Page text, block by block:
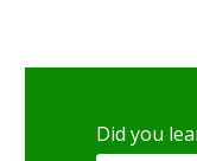
Did you